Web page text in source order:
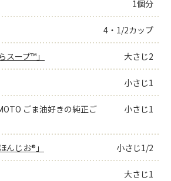
1個分
4・1/2カップ
スープ™」 大さじ2
小さじ1
ごま油好きの純正ご
小さじ1
んじお®」 小さじ1/2
大さじ1